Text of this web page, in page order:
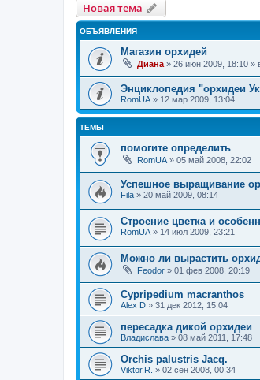
Новая тема
ОБЪЯВЛЕНИЯ
Магазин орхидей
Диана » 26 июн 2009, 18:10 »
Энциклопедия "орхидеи
RomUA » 12 мар 2009, 13:04
ТЕМЫ
помогите определить
RomUA » 05 май 2008, 22:02
Успешное выращивание
Fila » 20 май 2009, 08:14
Строение цветка и
RomUA » 14 июл 2009, 23:21
Можно ли вырастить
Feodor » 01 фев 2008, 20:19
Cypripedium macranthos
Alex D » 31 дек 2012, 15:04
пересадка дикой орхидеи
Владислава » 08 май 2011, 17:48
Orchis palustris Jacq.
Viktor.R. » 02 сен 2008, 00:34